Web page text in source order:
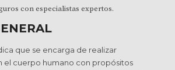
con especialistas expertos.
que se encarga de realizar
el cuerpo humano con propósitos